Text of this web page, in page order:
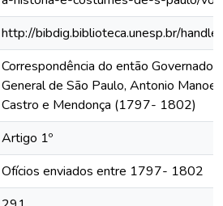
http://bibdig.biblioteca.unesp.br/
Correspondência do então Governador
General de São Paulo, Antonio
Castro e Mendonça (1797- 1802)
Artigo 1º
Ofícios enviados entre 1797- 1802